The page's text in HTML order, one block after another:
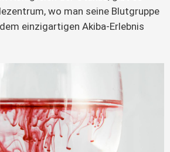
wo man seine Blutgruppe
einzigartigen Akiba-Erlebnis